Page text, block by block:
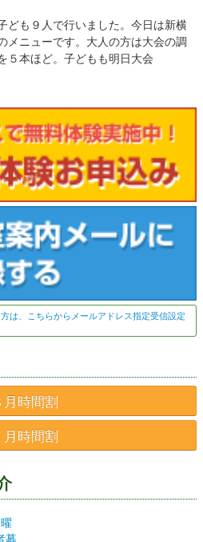
ども９人で行いました。今日は新横
メニューです。大人の方は大会の調
５本ほど。子どもも明日大会
は、こちらからメールアドレス指定受信設定
月時間割
月時間割
募